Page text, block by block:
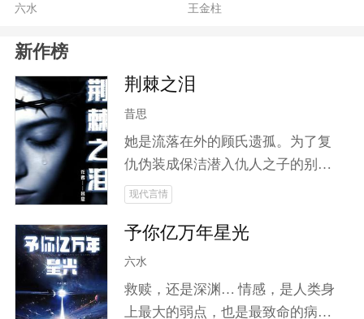
绊，更要面对情感与理智之间的抉
同揭开这场关于信念与剑道、爱恨
六水 王金柱
新作榜
荆棘之泪
昔思
她是流落在外的顾氏遗孤。为了复
仇伪装成保洁潜入仇人之子的别
墅。他是被铁血教育下的继承人，
光正是来索命的债。在寻找真相的
过程中，两个人产生了感情上的变
把她护在身后，为她挡枪，挡刀，
现代言情
予你亿万年星光
六水
救赎，还是深渊… 情感，是人类身
上最大的弱点，也是最致命的病